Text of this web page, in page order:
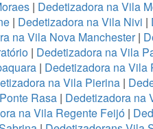
| Dedetizadora na Vila
| Dedetizadora na Vila Nivi |
na Vila Nova Manchester|
| Dedetizadora na Vila
| Dedetizadora na Vila
na Vila Pierina|
Rasa| Dedetizadora na
na Vila Regente Feijó |